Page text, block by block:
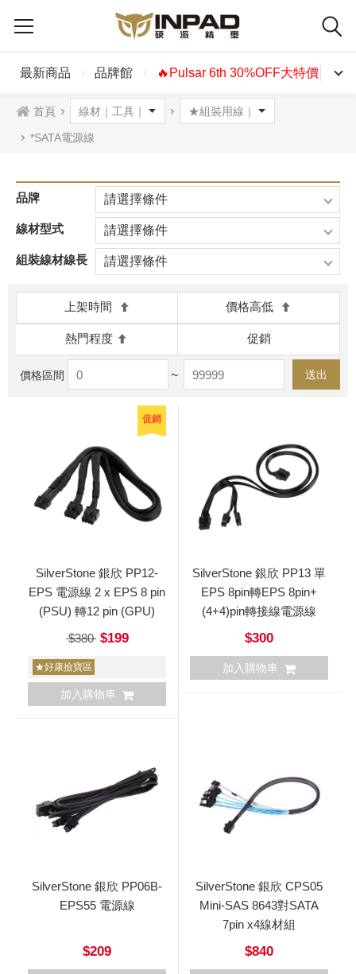
最新商品 品牌館 🔥Pulsar 6th 30%OFF大特價🔥
首頁
*SATA電源線
品牌 請選擇條件
線材型式 請選擇條件
組裝線材線長 請選擇條件
上架時間 價格高低
熱門程度 促銷
價格區間 ~ 送出
促銷
SilverStone 銀欣 PP12-
EPS 電源線 2 x EPS 8 pin
(PSU) 轉12 pin (GPU)
$380$199
★好康撿寶區
加入購物車
SilverStone 銀欣 PP13 單
EPS 8pin轉EPS 8pin+
(4+4)pin轉接線電源線
$300
加入購物車
SilverStone 銀欣 PP06B-
EPS55 電源線
$209
SilverStone 銀欣 CPS05
Mini-SAS 8643對SATA
7pin x4線材組
$840